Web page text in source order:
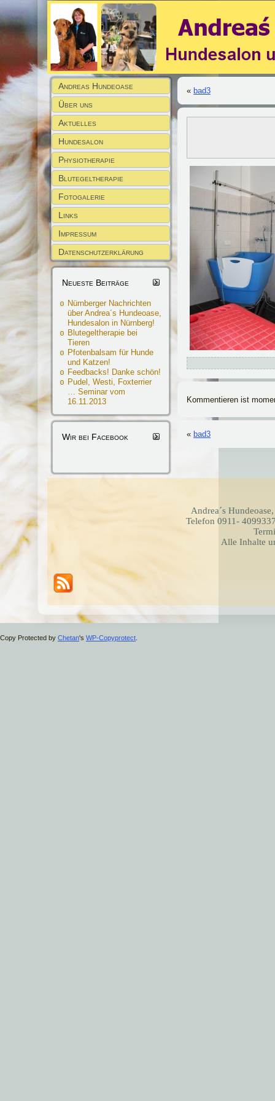
Andreas Hundeoase
Über uns
Aktuelles
Hundesalon
Physiotherapie
Blutegeltherapie
Fotogalerie
Links
Impressum
Datenschutzerklärung
Neueste Beiträge
Nürnberger Nachrichten
über Andrea´s Hundeoase,
Hundesalon in Nürnberg!
Blutegeltherapie bei
Tieren
Pfotenbalsam für Hunde
und Katzen!
Feedbacks! Danke schön!
Pudel, Westi, Foxterrier
… Seminar vom
16.11.2013
Wir bei Facebook
« bad3
Kommentieren ist
« bad3
Andrea´s
Telefon 0911-
Alle Inhalte
Copy Protected by Chetan's WP-Copyprotect